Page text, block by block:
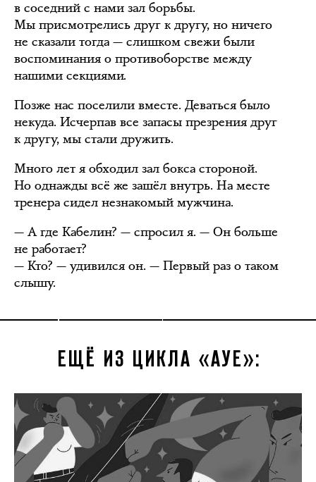
в соседний с нами зал борьбы.
Мы присмотрелись друг к другу, но ничего
не сказали тогда — слишком свежи были
воспоминания о противоборстве между
нашими секциями.
Позже нас поселили вместе. Деваться было
некуда. Исчерпав все запасы презрения друг
к другу, мы стали дружить.
Много лет я обходил зал бокса стороной.
Но однажды всё же зашёл внутрь. На месте
тренера сидел незнакомый мужчина.
— А где Кабелин? — спросил я. — Он больше
не работает?
— Кто? — удивился он. — Первый раз о таком
слышу.
ЕЩЁ ИЗ ЦИКЛА «АУЕ»: